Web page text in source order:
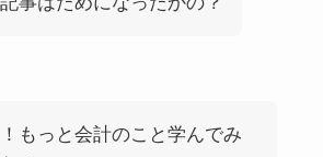
もっと会計のこと学んでみ